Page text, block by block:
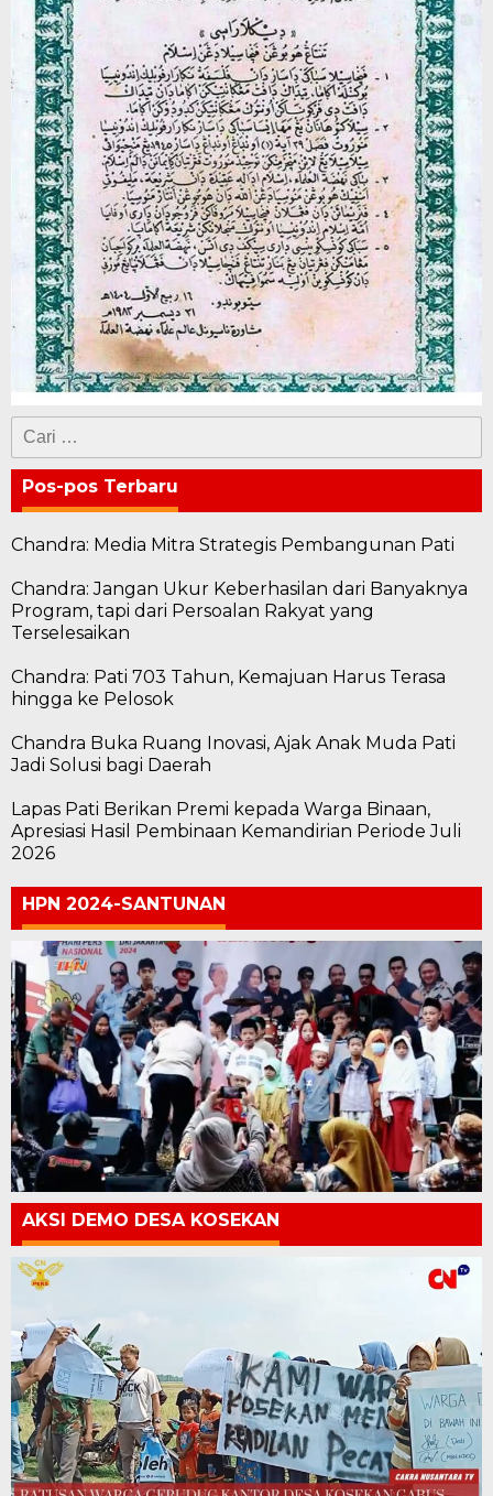
Cari
untuk:
Pos-pos Terbaru
Chandra: Media Mitra Strategis Pembangunan Pati
Chandra: Jangan Ukur Keberhasilan dari Banyaknya
Program, tapi dari Persoalan Rakyat yang
Terselesaikan
Chandra: Pati 703 Tahun, Kemajuan Harus Terasa
hingga ke Pelosok
Chandra Buka Ruang Inovasi, Ajak Anak Muda Pati
Jadi Solusi bagi Daerah
Lapas Pati Berikan Premi kepada Warga Binaan,
Apresiasi Hasil Pembinaan Kemandirian Periode Juli
2026
HPN 2024-SANTUNAN
AKSI DEMO DESA KOSEKAN